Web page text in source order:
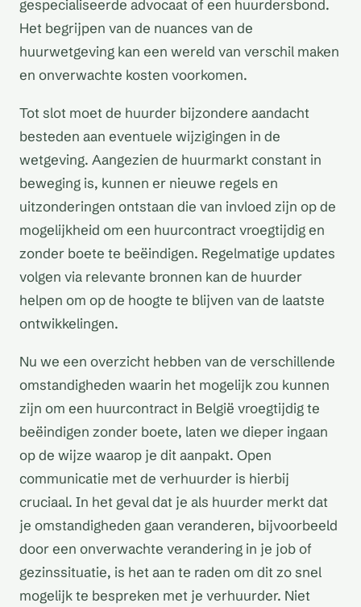
gespecialiseerde advocaat of een huurdersbond.
Het begrijpen van de nuances van de
huurwetgeving kan een wereld van verschil maken
en onverwachte kosten voorkomen.
Tot slot moet de huurder bijzondere aandacht
besteden aan eventuele wijzigingen in de
wetgeving. Aangezien de huurmarkt constant in
beweging is, kunnen er nieuwe regels en
uitzonderingen ontstaan die van invloed zijn op de
mogelijkheid om een huurcontract vroegtijdig en
zonder boete te beëindigen. Regelmatige updates
volgen via relevante bronnen kan de huurder
helpen om op de hoogte te blijven van de laatste
ontwikkelingen.
Nu we een overzicht hebben van de verschillende
omstandigheden waarin het mogelijk zou kunnen
zijn om een huurcontract in België vroegtijdig te
beëindigen zonder boete, laten we dieper ingaan
op de wijze waarop je dit aanpakt. Open
communicatie met de verhuurder is hierbij
cruciaal. In het geval dat je als huurder merkt dat
je omstandigheden gaan veranderen, bijvoorbeeld
door een onverwachte verandering in je job of
gezinssituatie, is het aan te raden om dit zo snel
mogelijk te bespreken met je verhuurder. Niet